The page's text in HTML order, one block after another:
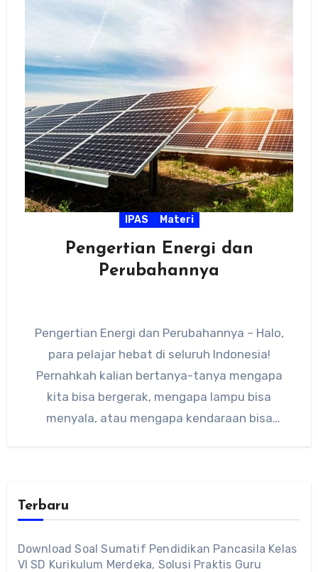
IPAS Materi
Pengertian Energi dan
Perubahannya
Pengertian Energi dan Perubahannya – Halo,
para pelajar hebat di seluruh Indonesia!
Pernahkah kalian bertanya-tanya mengapa
kita bisa bergerak, mengapa lampu bisa
menyala, atau mengapa kendaraan bisa
Terbaru
Download Soal Sumatif Pendidikan Pancasila Kelas
VI SD Kurikulum Merdeka, Solusi Praktis Guru